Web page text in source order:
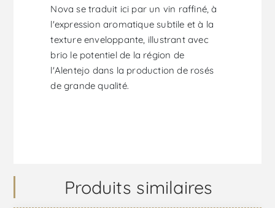
Nova se traduit ici par un vin raffiné, à
l'expression aromatique subtile et à la
texture enveloppante, illustrant avec
brio le potentiel de la région de
l'Alentejo dans la production de rosés
de grande qualité.
Produits similaires